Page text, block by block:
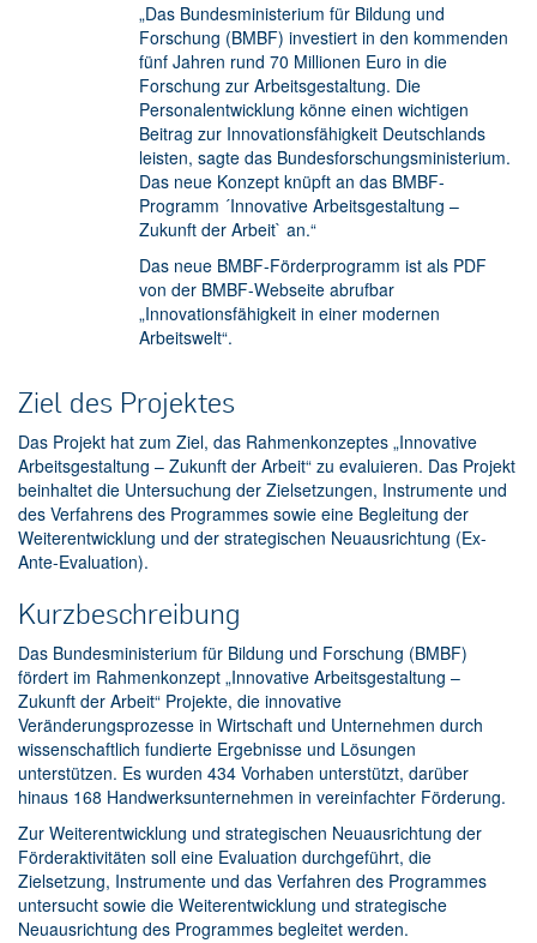
„Das Bundesministerium für Bildung und
Forschung (BMBF) investiert in den kommenden
fünf Jahren rund 70 Millionen Euro in die
Forschung zur Arbeitsgestaltung. Die
Personalentwicklung könne einen wichtigen
Beitrag zur Innovationsfähigkeit Deutschlands
leisten, sagte das Bundesforschungsministerium.
Das neue Konzept knüpft an das BMBF-
Programm ´Innovative Arbeitsgestaltung –
Zukunft der Arbeit` an.“
Das neue BMBF-Förderprogramm ist als PDF
von der BMBF-Webseite abrufbar
„Innovationsfähigkeit in einer modernen
Arbeitswelt“.
Ziel des Projektes
Das Projekt hat zum Ziel, das Rahmenkonzeptes „Innovative
Arbeitsgestaltung – Zukunft der Arbeit“ zu evaluieren. Das Projekt
beinhaltet die Untersuchung der Zielsetzungen, Instrumente und
des Verfahrens des Programmes sowie eine Begleitung der
Weiterentwicklung und der strategischen Neuausrichtung (Ex-
Ante-Evaluation).
Kurzbeschreibung
Das Bundesministerium für Bildung und Forschung (BMBF)
fördert im Rahmenkonzept „Innovative Arbeitsgestaltung –
Zukunft der Arbeit“ Projekte, die innovative
Veränderungsprozesse in Wirtschaft und Unternehmen durch
wissenschaftlich fundierte Ergebnisse und Lösungen
unterstützen. Es wurden 434 Vorhaben unterstützt, darüber
hinaus 168 Handwerksunternehmen in vereinfachter Förderung.
Zur Weiterentwicklung und strategischen Neuausrichtung der
Förderaktivitäten soll eine Evaluation durchgeführt, die
Zielsetzung, Instrumente und das Verfahren des Programmes
untersucht sowie die Weiterentwicklung und strategische
Neuausrichtung des Programmes begleitet werden.